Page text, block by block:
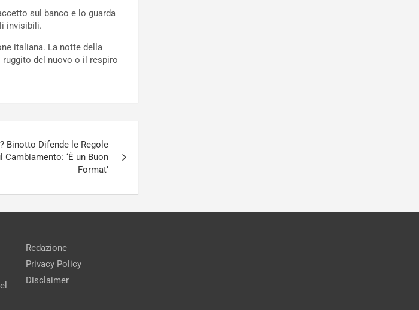
sul banco e lo guarda
invisibili.
italiana. La notte della
del nuovo o il respiro
Binotto Difende le Regole
Cambiamento: ‘È un Buon
Format’
Redazione
Privacy Policy
Disclaimer